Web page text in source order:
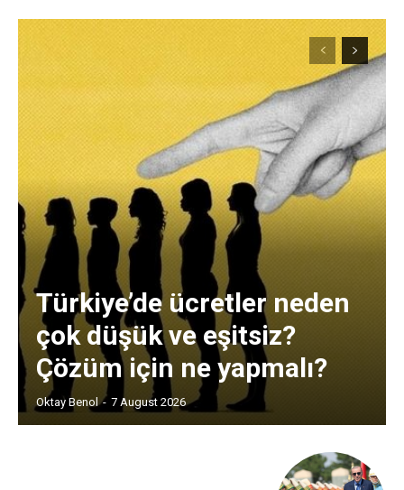
Türkiye’de ücretler neden
çok düşük ve eşitsiz?
Çözüm için ne yapmalı?
Oktay Benol - 7 August 2026